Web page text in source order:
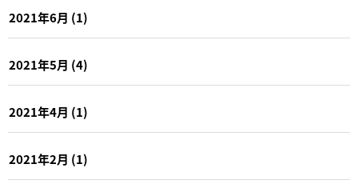
2021年6月 (1)
2021年5月 (4)
2021年4月 (1)
2021年2月 (1)